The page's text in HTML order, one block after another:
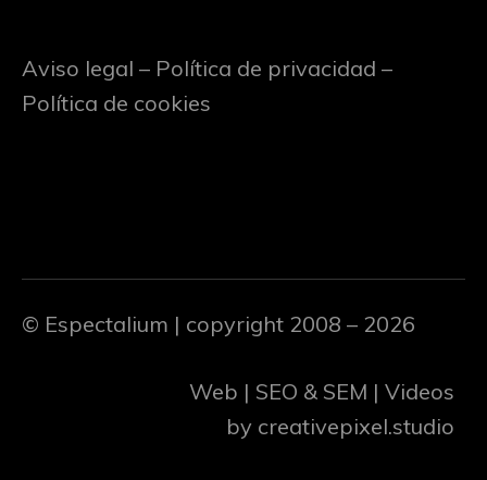
Aviso legal – Política de privacidad –
Política de cookies
© Espectalium | copyright 2008 – 2026
Web | SEO & SEM | Videos
by creativepixel.studio